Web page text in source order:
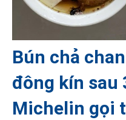
Bún chả
đông kín sau
Michelin gọi